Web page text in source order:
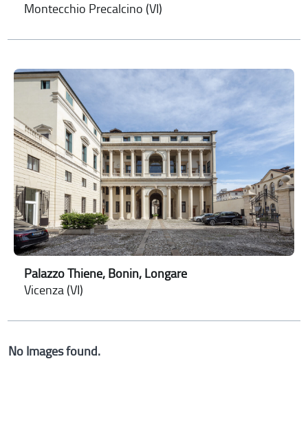
Montecchio Precalcino (VI)
Palazzo Thiene, Bonin, Longare
Vicenza (VI)
No Images found.